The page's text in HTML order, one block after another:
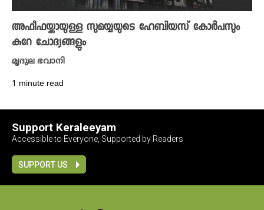
അഫീഫയ്ക്കായുള്ള സുമയ്യയുടെ ഹേബിയസ് കോർപസും
കുറേ ചോദ്യങ്ങളും
മൃദുല ഭവാനി
1 minute read
Support Keraleeyam
Accessible to Everyone, Supported by Readers
SUPPORT US